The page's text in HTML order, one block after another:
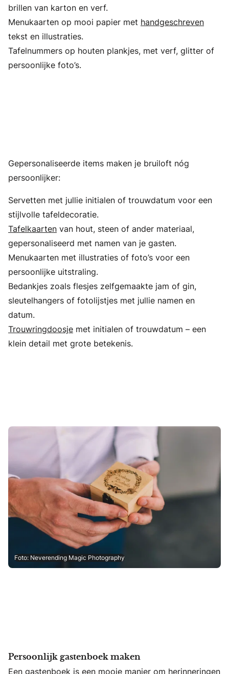
brillen van karton en verf.
Menukaarten op mooi papier met handgeschreven
tekst en illustraties.
Tafelnummers op houten plankjes, met verf, glitter of
persoonlijke foto’s.
Gepersonaliseerde items maken je bruiloft nóg
persoonlijker:
Servetten met jullie initialen of trouwdatum voor een
stijlvolle tafeldecoratie.
Tafelkaarten van hout, steen of ander materiaal,
gepersonaliseerd met namen van je gasten.
Menukaarten met illustraties of foto’s voor een
persoonlijke uitstraling.
Bedankjes zoals flesjes zelfgemaakte jam of gin,
sleutelhangers of fotolijstjes met jullie namen en
datum.
Trouwringdoosje met initialen of trouwdatum – een
klein detail met grote betekenis.
Foto: Neverending Magic Photography
Persoonlijk gastenboek maken
Een gastenboek is een mooie manier om herinneringen